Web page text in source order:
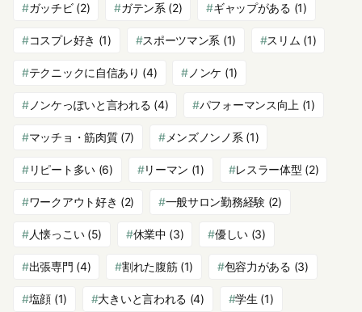
ガッチビ(2) ガテン系 (2) ギャップがある (1)
コスプレ好き (1) スポーツマン系 (1) スリム (1)
テクニックに自信あり (4) ノンケ (1)
ノンケっぽいと言われる (4) パフォーマンス向上 (1)
マッチョ・筋肉質(7) メンズノンノ系 (1)
リピート多い(6) リーマン (1) レスラー体型 (2)
ワークアウト好き (2) 一般サロン勤務経験(2)
人懐っこい(5) 休業中 (3) 優しい (3)
出張専門 (4) 割れた腹筋(1) 包容力がある (3)
塩顔 (1) 大きいと言われる (4) 学生 (1)